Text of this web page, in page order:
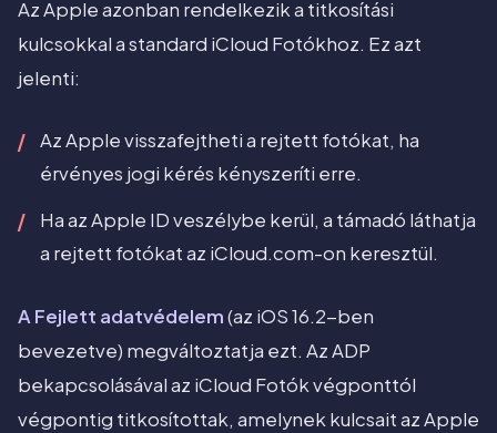
Az Apple azonban rendelkezik a titkosítási
kulcsokkal a standard iCloud Fotókhoz. Ez azt
jelenti:
Az Apple visszafejtheti a rejtett fotókat, ha
érvényes jogi kérés kényszeríti erre.
Ha az Apple ID veszélybe kerül, a támadó láthatja
a rejtett fotókat az iCloud.com-on keresztül.
A Fejlett adatvédelem(az iOS 16.2-ben
bevezetve) megváltoztatja ezt. Az ADP
bekapcsolásával az iCloud Fotók végponttól
végpontig titkosítottak, amelynek kulcsait az Apple